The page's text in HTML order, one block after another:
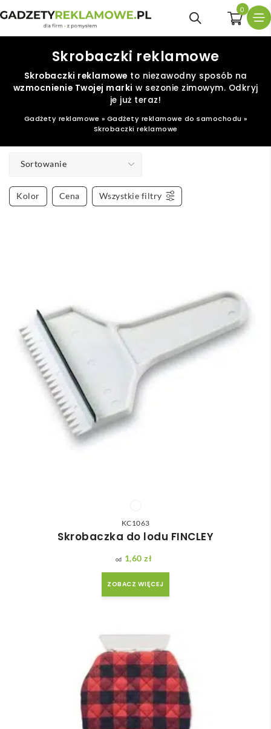
0
Skrobaczki reklamowe
Skrobaczki reklamowe to niezawodny sposób na
wzmocnienie Twojej marki w sezonie zimowym. Odkryj
je już teraz!
Gadżety reklamowe » Gadżety reklamowe do samochodu »
Skrobaczki reklamowe
Sortowanie
Kolor Cena Wszystkie filtry
KC1063
Skrobaczka do lodu FINCLEY
1,60 zł
ZOBACZ WIĘCEJ